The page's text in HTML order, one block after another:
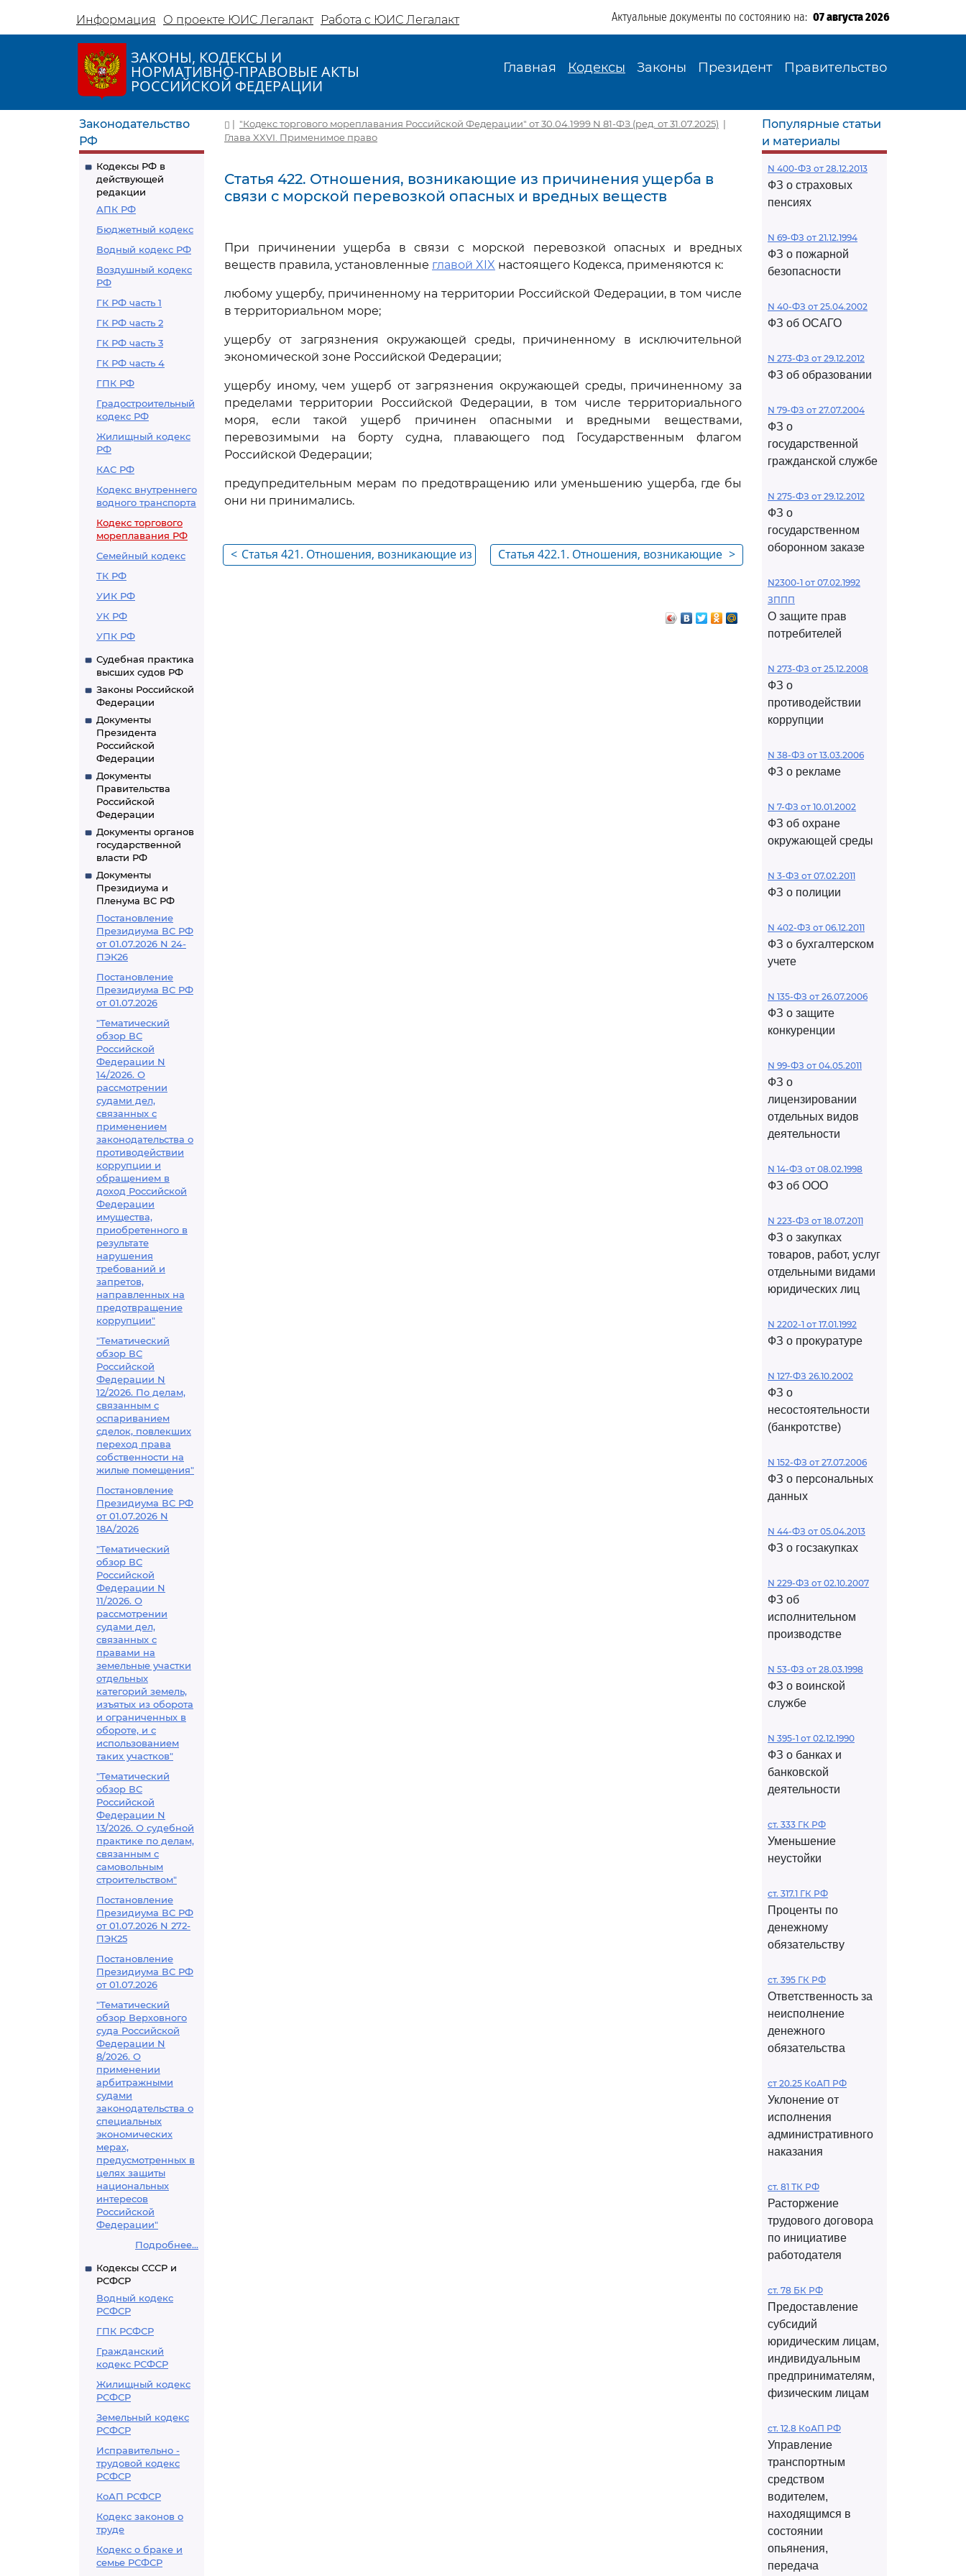
Информация О проекте ЮИС Легалакт Работа с ЮИС Легалакт Актуальные документы по состоянию на: 07 августа 2026
ЗАКОНЫ, КОДЕКСЫ И
НОРМАТИВНО-ПРАВОВЫЕ АКТЫ
РОССИЙСКОЙ ФЕДЕРАЦИИ
Главная Кодексы Законы Президент Правительство
Законодательство
РФ
Кодексы РФ в
действующей
редакции
АПК РФ
Бюджетный кодекс
Водный кодекс РФ
Воздушный кодекс
РФ
ГК РФ часть 1
ГК РФ часть 2
ГК РФ часть 3
ГК РФ часть 4
ГПК РФ
Градостроительный
кодекс РФ
Жилищный кодекс
РФ
КАС РФ
Кодекс внутреннего
водного транспорта
Кодекс торгового
мореплавания РФ
Семейный кодекс
ТК РФ
УИК РФ
УК РФ
УПК РФ
Судебная практика
высших судов РФ
Законы Российской
Федерации
Документы
Президента
Российской
Федерации
Документы
Правительства
Российской
Федерации
Документы органов
государственной
власти РФ
Документы
Президиума и
Пленума ВС РФ
Постановление
Президиума ВС РФ
от 01.07.2026 N 24-
ПЭК26
Постановление
Президиума ВС РФ
от 01.07.2026
"Тематический
обзор ВС
Российской
Федерации N
14/2026. О
рассмотрении
судами дел,
связанных с
применением
законодательства о
противодействии
коррупции и
обращением в
доход Российской
Федерации
имущества,
приобретенного в
результате
нарушения
требований и
запретов,
направленных на
предотвращение
коррупции"
"Тематический
обзор ВС
Российской
Федерации N
12/2026. По делам,
связанным с
оспариванием
сделок, повлекших
переход права
собственности на
жилые помещения"
Постановление
Президиума ВС РФ
от 01.07.2026 N
18А/2026
"Тематический
обзор ВС
Российской
Федерации N
11/2026. О
рассмотрении
судами дел,
связанных с
правами на
земельные участки
отдельных
категорий земель,
изъятых из оборота
и ограниченных в
обороте, и с
использованием
таких участков"
"Тематический
обзор ВС
Российской
Федерации N
13/2026. О судебной
практике по делам,
связанным с
самовольным
строительством"
Постановление
Президиума ВС РФ
от 01.07.2026 N 272-
ПЭК25
Постановление
Президиума ВС РФ
от 01.07.2026
"Тематический
обзор Верховного
суда Российской
Федерации N
8/2026. О
применении
арбитражными
судами
законодательства о
специальных
экономических
мерах,
предусмотренных в
целях защиты
национальных
интересов
Российской
Федерации"
Подробнее...
Кодексы СССР и
РСФСР
Водный кодекс
РСФСР
ГПК РСФСР
Гражданский
кодекс РСФСР
Жилищный кодекс
РСФСР
Земельный кодекс
РСФСР
Исправительно -
трудовой кодекс
РСФСР
КоАП РСФСР
Кодекс законов о
труде
Кодекс о браке и
семье РСФСР
| "Кодекс торгового мореплавания Российской Федерации" от 30.04.1999 N 81-ФЗ (ред. от 31.07.2025) |
Глава XXVI. Применимое право
Статья 422. Отношения, возникающие из причинения ущерба в
связи с морской перевозкой опасных и вредных веществ
При причинении ущерба в связи с морской перевозкой опасных и вредных
веществ правила, установленные главой XIX настоящего Кодекса, применяются к:
любому ущербу, причиненному на территории Российской Федерации, в том числе
в территориальном море;
ущербу от загрязнения окружающей среды, причиненному в исключительной
экономической зоне Российской Федерации;
ущербу иному, чем ущерб от загрязнения окружающей среды, причиненному за
пределами территории Российской Федерации, в том числе территориального
моря, если такой ущерб причинен опасными и вредными веществами,
перевозимыми на борту судна, плавающего под Государственным флагом
Российской Федерации;
предупредительным мерам по предотвращению или уменьшению ущерба, где бы
они ни принимались.
< Статья 421. Отношения, возникающие из
>
Статья 422.1. Отношения, возникающие
Популярные статьи
и материалы
N 400-ФЗ от 28.12.2013
ФЗ о страховых
пенсиях
N 69-ФЗ от 21.12.1994
ФЗ о пожарной
безопасности
N 40-ФЗ от 25.04.2002
ФЗ об ОСАГО
N 273-ФЗ от 29.12.2012
ФЗ об образовании
N 79-ФЗ от 27.07.2004
ФЗ о
государственной
гражданской службе
N 275-ФЗ от 29.12.2012
ФЗ о
государственном
оборонном заказе
N2300-1 от 07.02.1992
ЗППП
О защите прав
потребителей
N 273-ФЗ от 25.12.2008
ФЗ о
противодействии
коррупции
N 38-ФЗ от 13.03.2006
ФЗ о рекламе
N 7-ФЗ от 10.01.2002
ФЗ об охране
окружающей среды
N 3-ФЗ от 07.02.2011
ФЗ о полиции
N 402-ФЗ от 06.12.2011
ФЗ о бухгалтерском
учете
N 135-ФЗ от 26.07.2006
ФЗ о защите
конкуренции
N 99-ФЗ от 04.05.2011
ФЗ о
лицензировании
отдельных видов
деятельности
N 14-ФЗ от 08.02.1998
ФЗ об ООО
N 223-ФЗ от 18.07.2011
ФЗ о закупках
товаров, работ, услуг
отдельными видами
юридических лиц
N 2202-1 от 17.01.1992
ФЗ о прокуратуре
N 127-ФЗ 26.10.2002
ФЗ о
несостоятельности
(банкротстве)
N 152-ФЗ от 27.07.2006
ФЗ о персональных
данных
N 44-ФЗ от 05.04.2013
ФЗ о госзакупках
N 229-ФЗ от 02.10.2007
ФЗ об
исполнительном
производстве
N 53-ФЗ от 28.03.1998
ФЗ о воинской
службе
N 395-1 от 02.12.1990
ФЗ о банках и
банковской
деятельности
ст. 333 ГК РФ
Уменьшение
неустойки
ст. 317.1 ГК РФ
Проценты по
денежному
обязательству
ст. 395 ГК РФ
Ответственность за
неисполнение
денежного
обязательства
ст 20.25 КоАП РФ
Уклонение от
исполнения
административного
наказания
ст. 81 ТК РФ
Расторжение
трудового договора
по инициативе
работодателя
ст. 78 БК РФ
Предоставление
субсидий
юридическим лицам,
индивидуальным
предпринимателям,
физическим лицам
ст. 12.8 КоАП РФ
Управление
транспортным
средством
водителем,
находящимся в
состоянии
опьянения,
передача